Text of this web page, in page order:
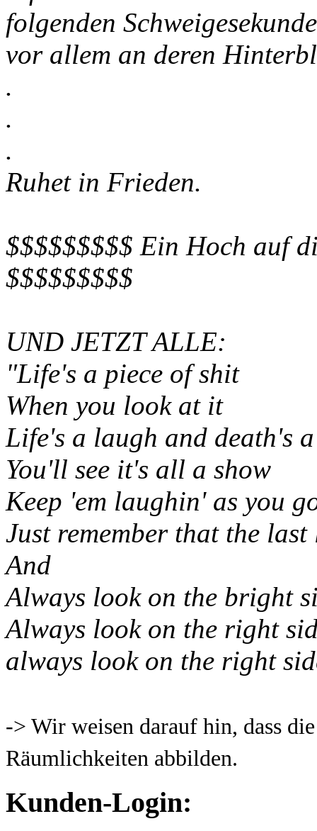
folgenden
vor allem an deren
.
.
.
Ruhet in Frieden.
$$$$$$$$$ Ein Hoch auf
$$$$$$$$$
UND JETZT ALLE:
"Life's a piece of shit
When you look at it
Life's a laugh and death's
You'll see it's all a show
Keep 'em laughin' as you
Just remember that the
And
Always look on the bright
Always look on the right
always look on the right
-> Wir weisen darauf hin, dass
Räumlichkeiten abbilden.
Kunden-Login: